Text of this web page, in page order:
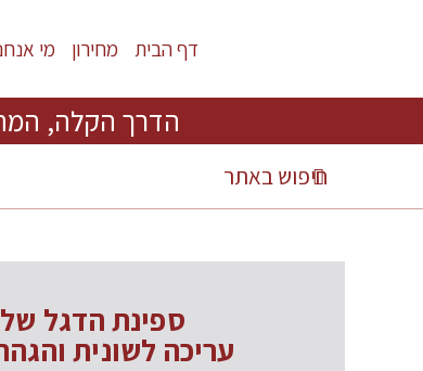
דף הבית מחירון מי
הדרך הקלה,
ספינת הדגל
עריכה לשונית